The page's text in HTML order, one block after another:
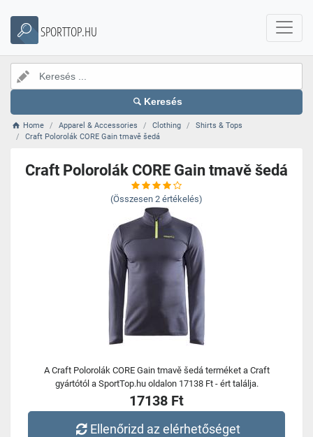
SPORTTOP.HU
Keresés
Home Apparel & Accessories Clothing
Shirts & Tops
Craft Polorolák CORE Gain tmavě šedá
Craft Polorolák CORE Gain tmavě šedá
(Összesen 2 értékelés)
A Craft Polorolák CORE Gain tmavě šedá terméket a Craft
gyártótól a SportTop.hu oldalon 17138 Ft - ért találja.
17138 Ft
Ellenőrizd az elérhetőséget